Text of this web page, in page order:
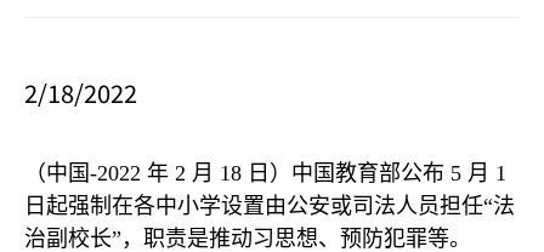
2/18/2022
（中国-2022 年 2 月 18 日）中国教育部公布 5 月 1
日起强制在各中小学设置由公安或司法人员担任“法
治副校长” ，职责是推动习思想、预防犯罪等。